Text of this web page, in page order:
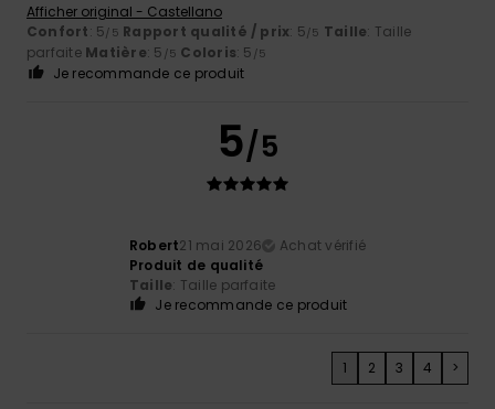
Afficher original - Castellano
Confort: 5/5 Rapport qualité / prix: 5/5 Taille: Taille
parfaite Matière: 5 /5 Coloris: 5 /5
Je recommande ce produit
5/5
Robert21 mai 2026
Achat vérifié
Produit de qualité
Taille: Taille parfaite
Je recommande ce produit
1 2 3 4 >